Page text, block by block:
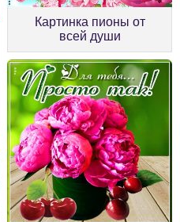
Картинка пионы от
всей души